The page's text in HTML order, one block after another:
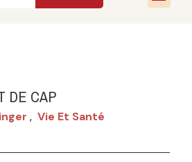
DE CAP
, Vie Et Santé